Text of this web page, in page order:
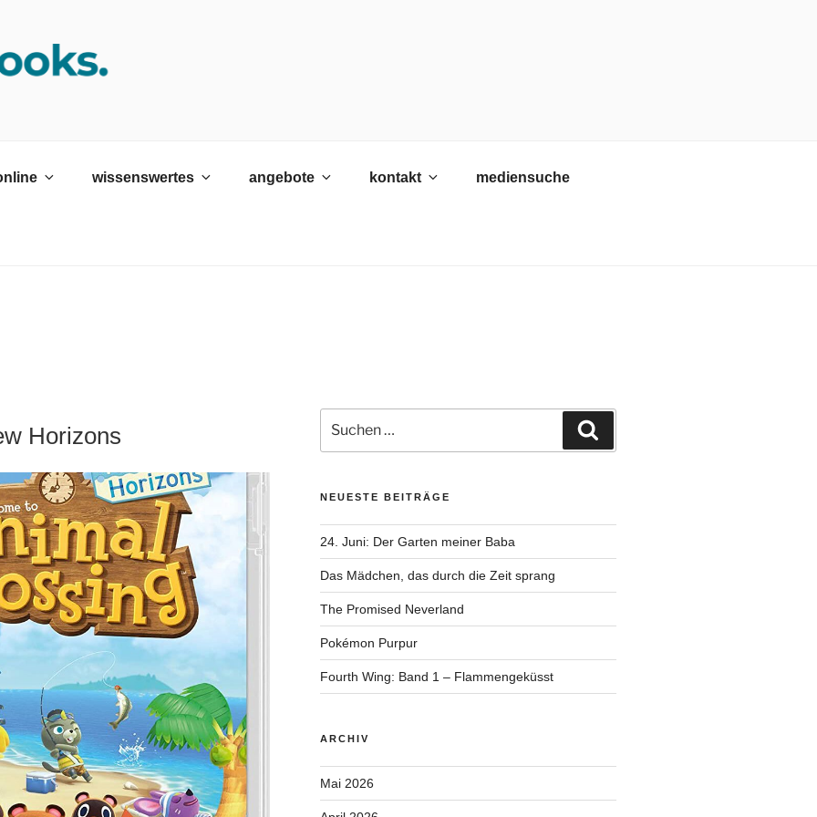
wissenswertes angebote kontakt mediensuche
Horizons
nach:
NEUESTE BEITRÄGE
24. Juni: Der Garten meiner Baba
Das Mädchen, das durch die Zeit sprang
The Promised Neverland
Pokémon Purpur
Fourth Wing: Band 1 – Flammengeküsst
ARCHIV
Mai 2026